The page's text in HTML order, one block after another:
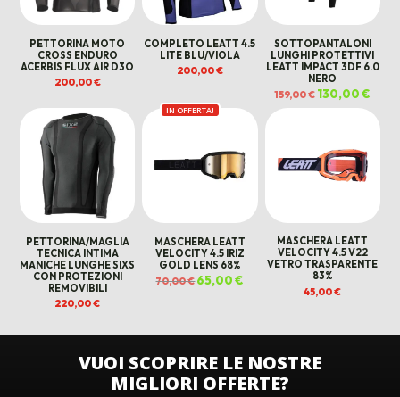
PETTORINA MOTO
CROSS ENDURO
ACERBIS FLUX AIR D3O
200,00€
COMPLETO LEATT 4.5
LITE BLU/VIOLA
200,00€
SOTTOPANTALONI
LUNGHI PROTETTIVI
LEATT IMPACT 3DF 6.0
NERO
159,00€ Il
prezzo
originale
130,00€
è:
PETTORINA/MAGLIA
TECNICA INTIMA
MANICHE LUNGHE SIXS
CON PROTEZIONI
REMOVIBILI
220,00€
IN OFFERTA!
MASCHERA LEATT
VELOCITY 4.5 IRIZ
GOLD LENS 68%
70,00€Il
prezzo
65,00€
MASCHERA LEATT
VELOCITY 4.5 V22
VETRO TRASPARENTE
83%
45,00€
VUOI SCOPRIRE LE NOSTRE
MIGLIORI OFFERTE?